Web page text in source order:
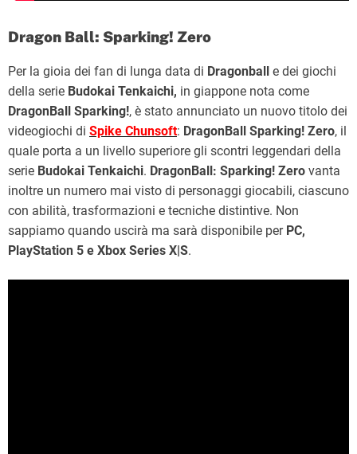
Dragon Ball: Sparking! Zero
Per la gioia dei fan di lunga data di Dragonball e dei giochi
della serie Budokai Tenkaichi, in giappone nota come
DragonBall Sparking!, è stato annunciato un nuovo titolo dei
videogiochi di Spike Chunsoft: DragonBall Sparking! Zero, il
quale porta a un livello superiore gli scontri leggendari della
serie Budokai Tenkaichi. DragonBall: Sparking! Zero vanta
inoltre un numero mai visto di personaggi giocabili, ciascuno
con abilità, trasformazioni e tecniche distintive. Non
sappiamo quando uscirà ma sarà disponibile per PC,
PlayStation 5 e Xbox Series X|S.